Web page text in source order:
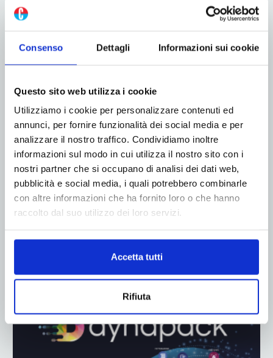
Consenso Dettagli Informazioni sui cookie
Questo sito web utilizza i cookie
Utilizziamo i cookie per personalizzare contenuti ed
annunci, per fornire funzionalità dei social media e per
analizzare il nostro traffico. Condividiamo inoltre
informazioni sul modo in cui utilizza il nostro sito con i
nostri partner che si occupano di analisi dei dati web,
pubblicità e social media, i quali potrebbero combinarle
con altre informazioni che ha fornito loro o che hanno
raccolto dal suo utilizzo dei loro servizi.
Accetta tutti
Rifiuta
ADV